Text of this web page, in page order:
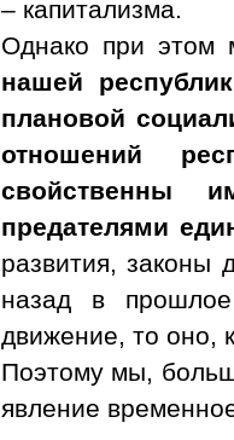
– капитализма.
Однако при этом
нашей
плановой
отношений
свойственны
предателями
развития, законы
назад в
движение, то оно,
Поэтому мы,
явление